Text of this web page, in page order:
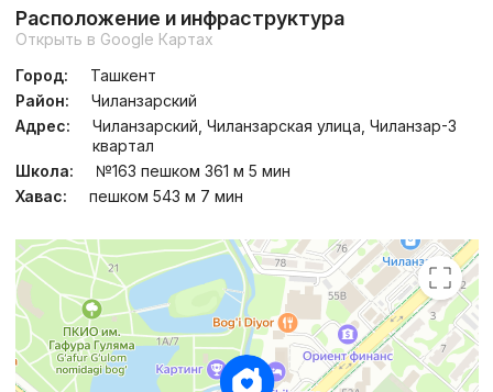
Расположение и инфраструктура
Открыть в Google Картах
Город:
Ташкент
Район:
Чиланзарский
Адрес:
Чиланзарский, Чиланзарская улица, Чиланзар-3
квартал
Школа:
№163 пешком 361 м 5 мин
Хавас:
пешком 543 м 7 мин